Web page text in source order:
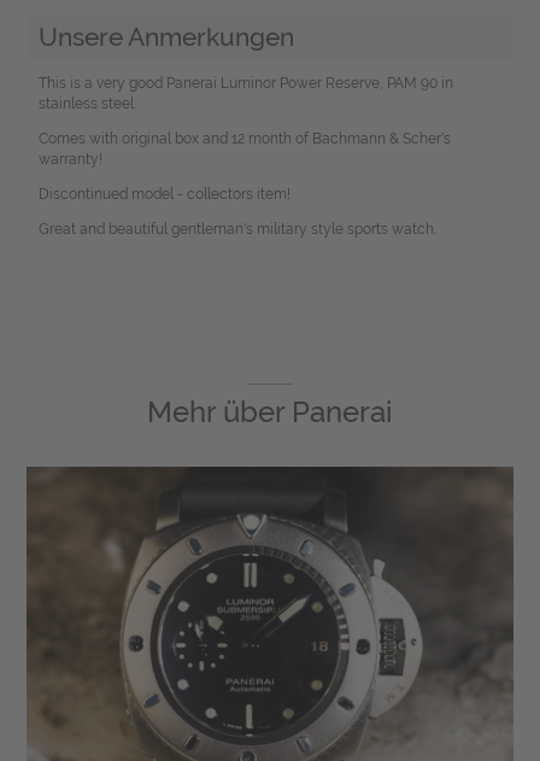
Unsere Anmerkungen
This is a very good Panerai Luminor Power Reserve, PAM 90 in
stainless steel.
Comes with original box and 12 month of Bachmann & Scher's
warranty!
Discontinued model - collectors item!
Great and beautiful gentleman's military style sports watch.
Mehr über Panerai